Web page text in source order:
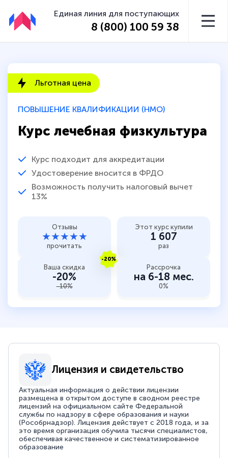
Единая линия для поступающих
8 (800) 100 59 38
ПОВЫШЕНИЕ КВАЛИФИКАЦИИ (НМО)
Курс лечебная физкультура
Курс подходит для аккредитации
Удостоверение вносится в ФРДО
Возможность получить налоговый вычет
13%
Льготная цена
Отзывы
★★★★★
прочитать
Этот курс купили
1 607
раз
-20%
Ваша скидка
-20%
-10%
Рассрочка
на 6-18 мес.
0%
Лицензия и свидетельство
Актуальная информация о действии лицензии
размещена в открытом доступе в сводном реестре
лицензий на официальном сайте Федеральной
службы по надзору в сфере образования и науки
(Рособрнадзор). Лицензия действует с 2018 года, и за
это время организация обучила тысячи специалистов,
обеспечивая качественное и систематизированное
образование